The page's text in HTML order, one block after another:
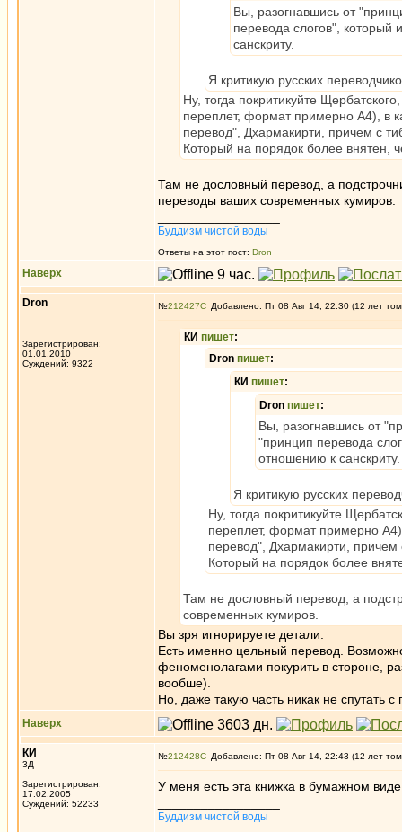
Вы, разогнавшись от
перевода слогов", который
санскриту.
Я критикую русских
Ну, тогда покритикуйте
переплет, формат примерно А4), в
перевод", Дхармакирти, причем с
Который на порядок более внятен,
Там не дословный перевод, а
переводы ваших современных кумиров.
Буддизм чистой воды
Ответы на этот пост: Dron
Наверх
Dron
Зарегистрирован:
01.01.2010
Суждений: 9322
№212427 Добавлено: Пт 08 Авг 14, 22:30 (12 лет
КИ пишет:
Dron пишет:
КИ пишет:
Dron пишет:
Вы, разогнавшись от
"принцип перевода
отношению к санскриту.
Я критикую русских
Ну, тогда покритикуйте
переплет, формат примерно
перевод", Дхармакирти, причем
Который на порядок более
Там не дословный перевод, а
современных кумиров.
Вы зря игнорируете детали.
Есть именно цельный перевод.
феноменолагами покурить в стороне,
вообше).
Но, даже такую часть никак не спутать с
Наверх
КИ
3Д
Зарегистрирован:
17.02.2005
Суждений: 52233
№212428 Добавлено: Пт 08 Авг 14, 22:43 (12 лет
У меня есть эта книжка в бумажном
Буддизм чистой воды